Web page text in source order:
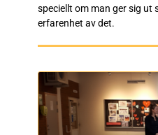
speciellt om man ger sig ut
erfarenhet av det.